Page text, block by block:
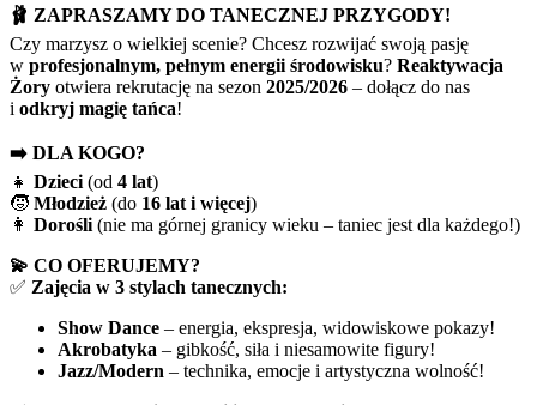
🩰 ZAPRASZAMY DO TANECZNEJ PRZYGODY!
Czy marzysz o wielkiej scenie? Chcesz rozwijać swoją pasję
w profesjonalnym, pełnym energii środowisku? Reaktywacja
Żory otwiera rekrutację na sezon 2025/2026 – dołącz do nas
i odkryj magię tańca!
➡️ DLA KOGO?
👧 Dzieci (od 4 lat)
🧒 Młodzież (do 16 lat i więcej)
👩 Dorośli (nie ma górnej granicy wieku – taniec jest dla każdego!)
💫 CO OFERUJEMY?
✅ Zajęcia w 3 stylach tanecznych:
Show Dance – energia, ekspresja, widowiskowe pokazy!
Akrobatyka – gibkość, siła i niesamowite figury!
Jazz/Modern – technika, emocje i artystyczna wolność!